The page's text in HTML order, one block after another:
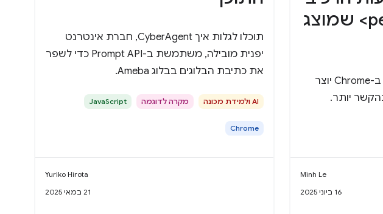
החדש <permission> שמוצג
איך הרכיב החדש <permission> ב-Chrome יוצר
יותר.
Minh Le
16 ביוני 2025
תוכלו לגלות איך CyberAgent, חברת אינטרנט
יפנית מובילה, משתמשת ב-Prompt API כדי לשפר
את כתיבת הבלוגים בבלוג Ameba.
AI ולמידת מכונה מקרה לדוגמה JavaScript
Chrome
Yuriko Hirota
21 במאי 2025